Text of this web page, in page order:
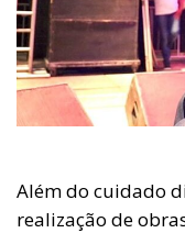
Além do cuidado
realização de